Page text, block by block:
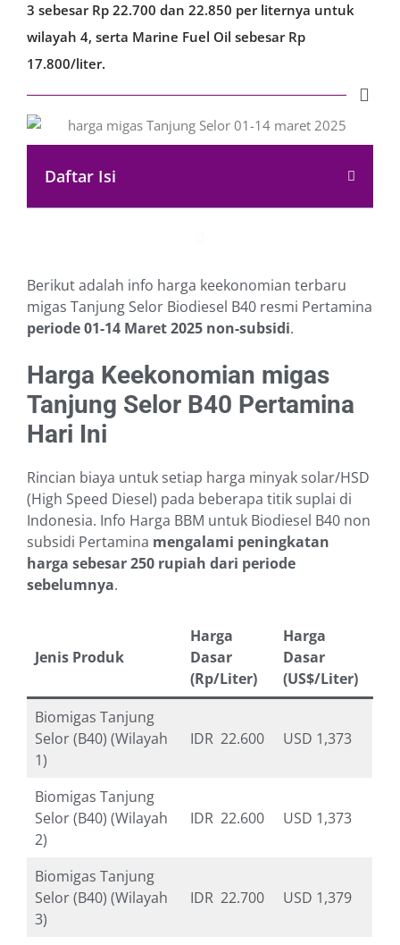
3 sebesar Rp 22.700 dan 22.850 per liternya untuk
wilayah 4, serta Marine Fuel Oil sebesar Rp
17.800/liter.
Daftar Isi
Berikut adalah info harga keekonomian terbaru
migas Tanjung Selor Biodiesel B40 resmi Pertamina
periode 01-14 Maret 2025 non-subsidi.
Harga Keekonomian migas
Tanjung Selor B40 Pertamina
Hari Ini
Rincian biaya untuk setiap harga minyak solar/HSD
(High Speed Diesel) pada beberapa titik suplai di
Indonesia. Info Harga BBM untuk Biodiesel B40 non
subsidi Pertamina mengalami peningkatan
harga sebesar 250 rupiah dari periode
sebelumnya.
Jenis Produk
Harga
Dasar
(Rp/Liter)
Harga
Dasar
(US$/Liter)
Biomigas Tanjung
Selor (B40) (Wilayah
1)
IDR 22.600 USD 1,373
Biomigas Tanjung
Selor (B40) (Wilayah
2)
IDR 22.600 USD 1,373
Biomigas Tanjung
Selor (B40) (Wilayah
3)
IDR 22.700 USD 1,379